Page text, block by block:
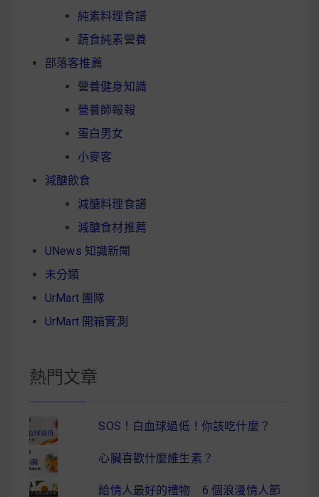
純素料理食譜
蔬食純素營養
部落客推薦
營養健身知識
營養師報報
蛋白男女
小麥客
減醣飲食
減醣料理食譜
減醣食材推薦
UNews 知識新聞
未分類
UrMart 團隊
UrMart 開箱實測
熱門文章
SOS！白血球過低！你該吃什麼？
心臟喜歡什麼維生素？
給情人最好的禮物 6 個浪漫情人節